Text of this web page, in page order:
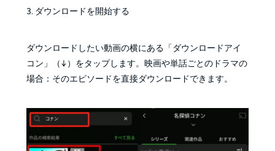
3. ダウンロードを開始する
ダウンロードしたい動画の横にある「ダウンロードアイ
コン」（↓）をタップします。映画や単話ごとのドラマの
場合：そのエピソードを直接ダウンロードできます。